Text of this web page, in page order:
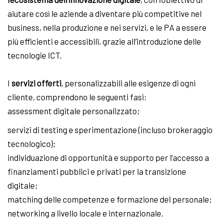
aiutare così le aziende a diventare più competitive nel
business, nella produzione e nei servizi, e le PA a essere
più efficienti e accessibili, grazie all’introduzione delle
tecnologie ICT.
I servizi offerti, personalizzabili alle esigenze di ogni
cliente, comprendono le seguenti fasi:
assessment digitale personalizzato;
servizi di testing e sperimentazione (incluso brokeraggio
tecnologico);
individuazione di opportunità e supporto per l’accesso a
finanziamenti pubblici e privati per la transizione
digitale;
matching delle competenze e formazione del personale;
networking a livello locale e internazionale.